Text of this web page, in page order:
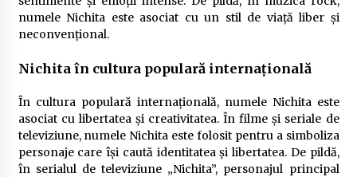
numele Nichita este asociat cu un stil de viață liber și
neconvențional.
Nichita în cultura populară internațională
În cultura populară internațională, numele Nichita este
asociat cu libertatea și creativitatea. În filme și seriale de
televiziune, numele Nichita este folosit pentru a simboliza
personaje care își caută identitatea și libertatea. De pildă,
în serialul de televiziune „Nichita”, personajul principal